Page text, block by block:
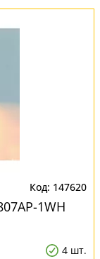
147620
1WH
4 шт.